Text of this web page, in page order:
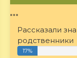
"""
Рассказали
родственники
17%